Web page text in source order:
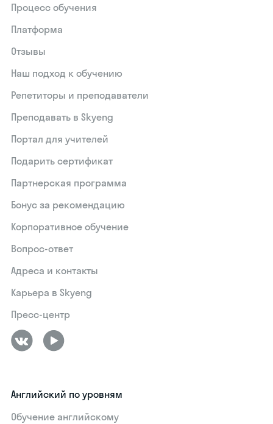
Процесс обучения
Платформа
Отзывы
Наш подход к обучению
Репетиторы и преподаватели
Преподавать в Skyeng
Портал для учителей
Подарить сертификат
Партнерская программа
Бонус за рекомендацию
Корпоративное обучение
Вопрос-ответ
Адреса и контакты
Карьера в Skyeng
Пресс-центр
Английский по уровням
Обучение английскому